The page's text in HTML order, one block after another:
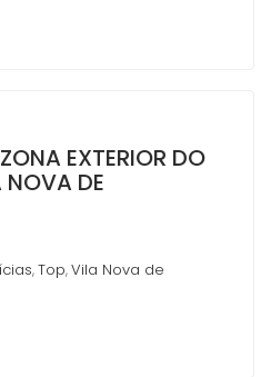
EXTERIOR DO
NOVA DE
,Top,Vila Nova de